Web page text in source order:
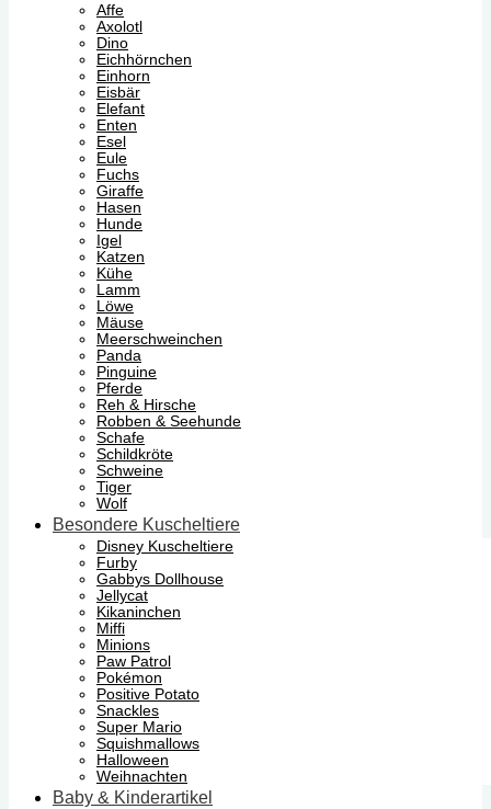
Affe
Axolotl
Dino
Eichhörnchen
Einhorn
Eisbär
Elefant
Enten
Esel
Eule
Fuchs
Giraffe
Hasen
Hunde
Igel
Katzen
Kühe
Lamm
Löwe
Mäuse
Meerschweinchen
Panda
Pinguine
Pferde
Reh & Hirsche
Robben & Seehunde
Schafe
Schildkröte
Schweine
Tiger
Wolf
Besondere Kuscheltiere
Disney Kuscheltiere
Furby
Gabbys Dollhouse
Jellycat
Kikaninchen
Miffi
Minions
Paw Patrol
Pokémon
Positive Potato
Snackles
Super Mario
Squishmallows
Halloween
Weihnachten
Baby & Kinderartikel